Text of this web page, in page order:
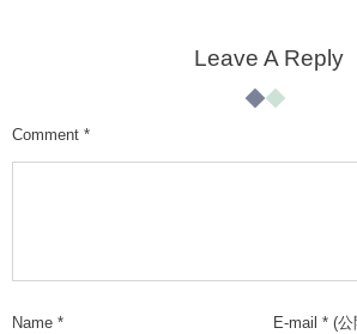
Leave A Reply
Comment *
Name * E-mail * (公